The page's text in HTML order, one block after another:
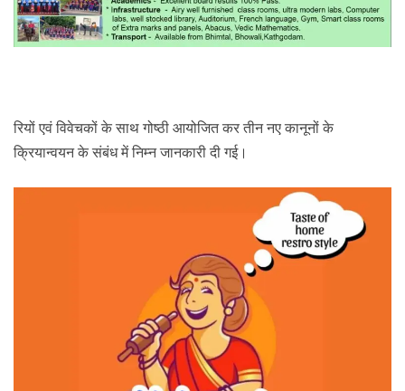
रियों एवं विवेचकों के साथ गोष्ठी आयोजित कर तीन नए कानूनों के
क्रियान्वयन के संबंध में निम्न जानकारी दी गई।